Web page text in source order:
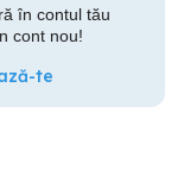
în contul tău
cont nou!
te